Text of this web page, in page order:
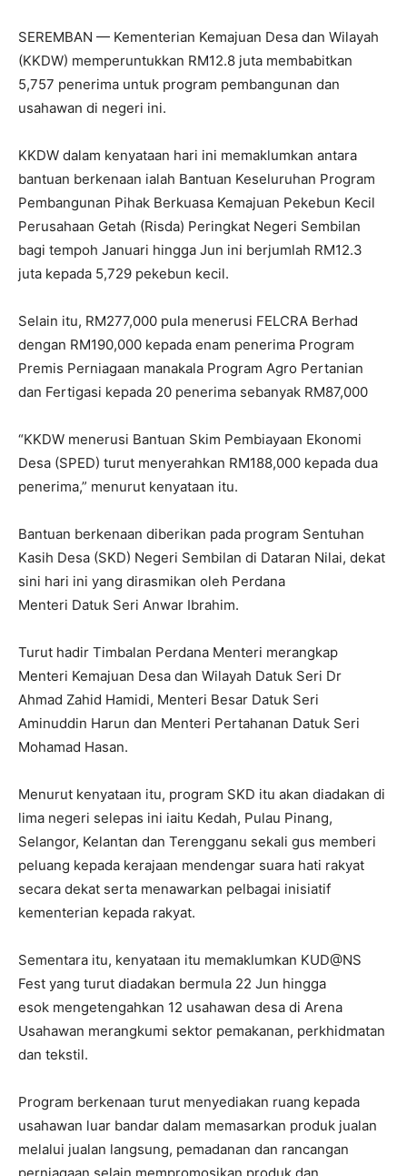
SEREMBAN — Kementerian Kemajuan Desa dan Wilayah
(KKDW) memperuntukkan RM12.8 juta membabitkan
5,757 penerima untuk program pembangunan dan
usahawan di negeri ini.
KKDW dalam kenyataan hari ini memaklumkan antara
bantuan berkenaan ialah Bantuan Keseluruhan Program
Pembangunan Pihak Berkuasa Kemajuan Pekebun Kecil
Perusahaan Getah (Risda) Peringkat Negeri Sembilan
bagi tempoh Januari hingga Jun ini berjumlah RM12.3
juta kepada 5,729 pekebun kecil.
Selain itu, RM277,000 pula menerusi FELCRA Berhad
dengan RM190,000 kepada enam penerima Program
Premis Perniagaan manakala Program Agro Pertanian
dan Fertigasi kepada 20 penerima sebanyak RM87,000
“KKDW menerusi Bantuan Skim Pembiayaan Ekonomi
Desa (SPED) turut menyerahkan RM188,000 kepada dua
penerima,” menurut kenyataan itu.
Bantuan berkenaan diberikan pada program Sentuhan
Kasih Desa (SKD) Negeri Sembilan di Dataran Nilai, dekat
sini hari ini yang dirasmikan oleh Perdana
Menteri Datuk Seri Anwar Ibrahim.
Turut hadir Timbalan Perdana Menteri merangkap
Menteri Kemajuan Desa dan Wilayah Datuk Seri Dr
Ahmad Zahid Hamidi, Menteri Besar Datuk Seri
Aminuddin Harun dan Menteri Pertahanan Datuk Seri
Mohamad Hasan.
Menurut kenyataan itu, program SKD itu akan diadakan di
lima negeri selepas ini iaitu Kedah, Pulau Pinang,
Selangor, Kelantan dan Terengganu sekali gus memberi
peluang kepada kerajaan mendengar suara hati rakyat
secara dekat serta menawarkan pelbagai inisiatif
kementerian kepada rakyat.
Sementara itu, kenyataan itu memaklumkan KUD@NS
Fest yang turut diadakan bermula 22 Jun hingga
esok mengetengahkan 12 usahawan desa di Arena
Usahawan merangkumi sektor pemakanan, perkhidmatan
dan tekstil.
Program berkenaan turut menyediakan ruang kepada
usahawan luar bandar dalam memasarkan produk jualan
melalui jualan langsung, pemadanan dan rancangan